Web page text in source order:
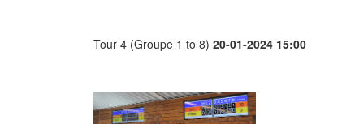
Tour 4 (Groupe 1 to 8) 20-01-2024 15:00